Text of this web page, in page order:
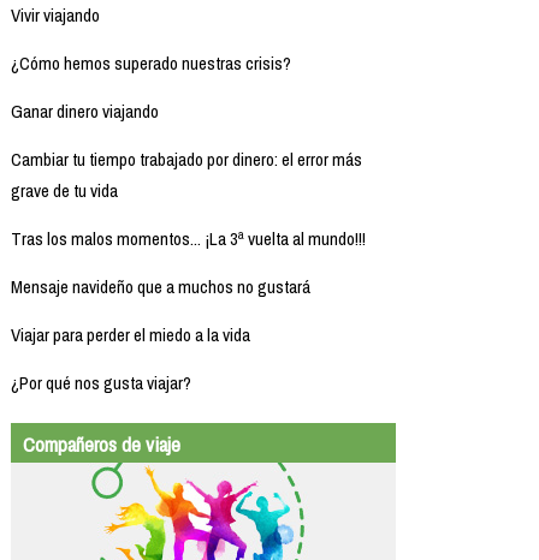
Vivir viajando
¿Cómo hemos superado nuestras crisis?
Ganar dinero viajando
Cambiar tu tiempo trabajado por dinero: el error más
grave de tu vida
Tras los malos momentos... ¡La 3ª vuelta al mundo!!!
Mensaje navideño que a muchos no gustará
Viajar para perder el miedo a la vida
¿Por qué nos gusta viajar?
Compañeros de viaje